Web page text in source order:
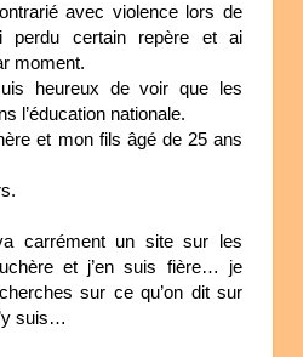
avec violence lors de
perdu certain repère et ai
moment.
heureux de voir que les
l’éducation nationale.
et mon fils âgé de 25 ans
carrément un site sur les
et j’en suis fière… je
sur ce qu’on dit sur
suis…